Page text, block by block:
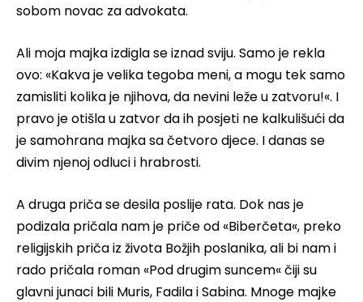
sobom novac za advokata.
Ali moja majka izdigla se iznad sviju. Samo je rekla
ovo: «Kakva je velika tegoba meni, a mogu tek samo
zamisliti kolika je njihova, da nevini leže u zatvoru!«. I
pravo je otišla u zatvor da ih posjeti ne kalkulišući da
je samohrana majka sa četvoro djece. I danas se
divim njenoj odluci i hrabrosti.
A druga priča se desila poslije rata. Dok nas je
podizala pričala nam je priče od «Biberčeta«, preko
religijskih priča iz života Božjih poslanika, ali bi nam i
rado pričala roman «Pod drugim suncem« čiji su
glavni junaci bili Muris, Fadila i Sabina. Mnoge majke